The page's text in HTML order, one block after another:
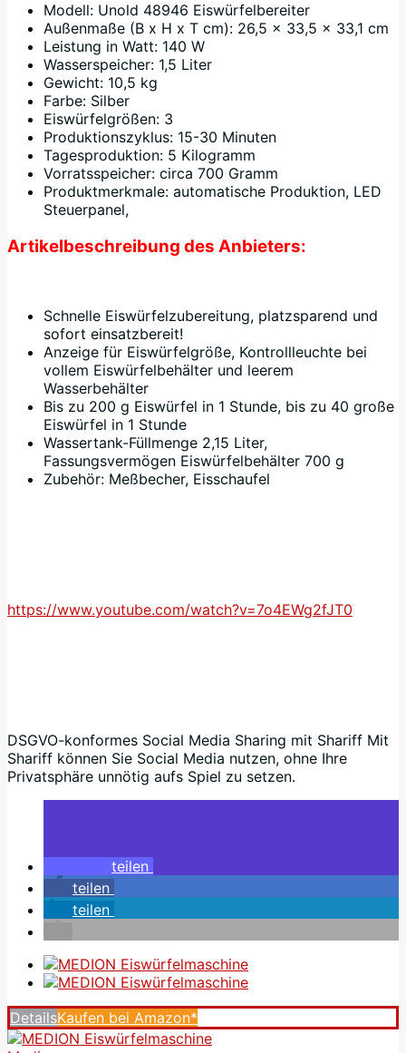
Modell: Unold 48946 Eiswürfelbereiter
Außenmaße (B x H x T cm): 26,5 x 33,5 x 33,1 cm
Leistung in Watt: 140 W
Wasserspeicher: 1,5 Liter
Gewicht: 10,5 kg
Farbe: Silber
Eiswürfelgrößen: 3
Produktionszyklus: 15-30 Minuten
Tagesproduktion: 5 Kilogramm
Vorratsspeicher: circa 700 Gramm
Produktmerkmale: automatische Produktion, LED
Steuerpanel,
Artikelbeschreibung des Anbieters:
Schnelle Eiswürfelzubereitung, platzsparend und
sofort einsatzbereit!
Anzeige für Eiswürfelgröße, Kontrollleuchte bei
vollem Eiswürfelbehälter und leerem
Wasserbehälter
Bis zu 200 g Eiswürfel in 1 Stunde, bis zu 40 große
Eiswürfel in 1 Stunde
Wassertank-Füllmenge 2,15 Liter,
Fassungsvermögen Eiswürfelbehälter 700 g
Zubehör: Meßbecher, Eisschaufel
https://www.youtube.com/watch?v=7o4EWg2fJT0
DSGVO-konformes Social Media Sharing mit Shariff Mit
Shariff können Sie Social Media nutzen, ohne Ihre
Privatsphäre unnötig aufs Spiel zu setzen.
teilen
teilen
teilen
DetailsKaufen bei Amazon*